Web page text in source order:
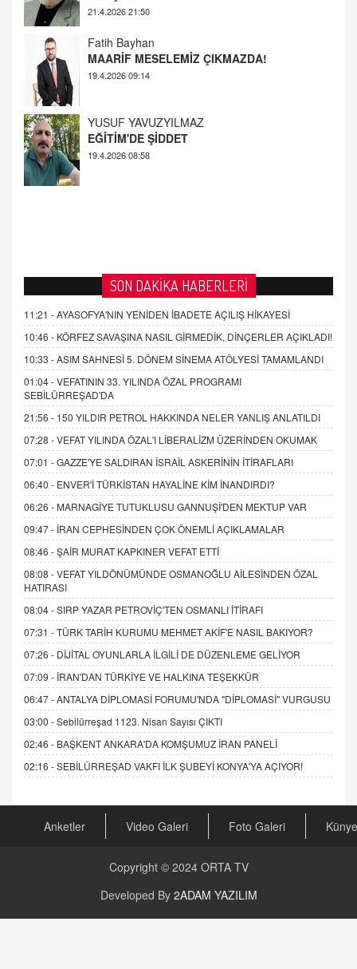
MAARİF MESELEMİZ ÇIKMAZDA!
19.4.2026 09:14
EĞİTİM'DE ŞİDDET
19.4.2026 08:58
SON DAKİKA HABERLERİ
11:21 -AYASOFYA'NIN YENİDEN İBADETE AÇILIŞ HİKAYESİ
10:46 - KÖRFEZ SAVAŞINA NASIL GİRMEDİK, DİNÇERLER AÇIKLADI!
10:33 -ASIM SAHNESİ 5. DÖNEM SİNEMA ATÖLYESİ TAMAMLANDI
01:04 -VEFATININ 33. YILINDA ÖZAL PROGRAMI
SEBİLÜRREŞAD'DA
21:56 - 150 YILDIR PETROL HAKKINDA NELER YANLIŞ ANLATILDI
07:28 -VEFAT YILINDA ÖZAL'I LİBERALİZM ÜZERİNDEN OKUMAK
07:01 -GAZZE'YE SALDIRAN İSRAİL ASKERİNİN İTİRAFLARI
06:40 - ENVER'İ TÜRKİSTAN HAYALİNE KİM İNANDIRDI?
06:26 - MARNAGİYE TUTUKLUSU GANNUŞİ'DEN MEKTUP VAR
09:47 - İRAN CEPHESİNDEN ÇOK ÖNEMLİ AÇIKLAMALAR
08:46 -ŞAİR MURAT KAPKINER VEFAT ETTİ
08:08 -VEFAT YILDÖNÜMÜNDE OSMANOĞLU AİLESİNDEN ÖZAL
HATIRASI
08:04 -SIRP YAZAR PETROVİÇ'TEN OSMANLI İTİRAFI
07:31 -TÜRK TARİH KURUMU MEHMET AKİF'E NASIL BAKIYOR?
07:26 - DİJİTAL OYUNLARLA İLGİLİ DE DÜZENLEME GELİYOR
07:09 - İRAN'DAN TÜRKİYE VE HALKINA TEŞEKKÜR
06:47 -ANTALYA DİPLOMASİ FORUMU'NDA "DİPLOMASİ" VURGUSU
03:00 -Sebilürreşad 1123. Nisan Sayısı ÇIKTI
02:46 - BAŞKENT ANKARA'DA KOMŞUMUZ İRAN PANELİ
02:16 -SEBİLÜRREŞAD VAKFI İLK ŞUBEYİ KONYA'YA AÇIYOR!
Anketler Video Galeri Foto Galeri Künye
Copyright © 2024 ORTA TV
Developed By 2ADAM YAZILIM